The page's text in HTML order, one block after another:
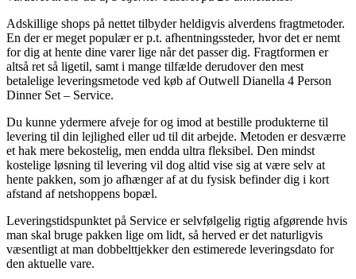
Adskillige shops på nettet tilbyder heldigvis alverdens fragtmetoder.
En der er meget populær er p.t. afhentningssteder, hvor det er nemt
for dig at hente dine varer lige når det passer dig. Fragtformen er
altså ret så ligetil, samt i mange tilfælde derudover den mest
betalelige leveringsmetode ved køb af Outwell Dianella 4 Person
Dinner Set – Service.
Du kunne ydermere afveje for og imod at bestille produkterne til
levering til din lejlighed eller ud til dit arbejde. Metoden er desværre
et hak mere bekostelig, men endda ultra fleksibel. Den mindst
kostelige løsning til levering vil dog altid vise sig at være selv at
hente pakken, som jo afhænger af at du fysisk befinder dig i kort
afstand af netshoppens bopæl.
Leveringstidspunktet på Service er selvfølgelig rigtig afgørende hvis
man skal bruge pakken lige om lidt, så herved er det naturligvis
væsentligt at man dobbelttjekker den estimerede leveringsdato for
den aktuelle vare.